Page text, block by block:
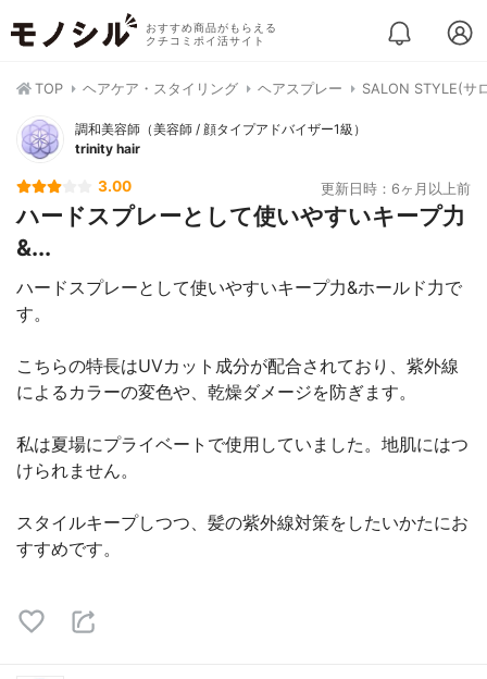
おすすめ商品がもらえる
クチコミポイ活サイト
TOP ヘアケア・スタイリング ヘアスプレー SALON STYLE(サ
調和美容師（美容師 / 顔タイプアドバイザー1級）
trinity hair
3.00 更新日時：6ヶ月以上前
ハードスプレーとして使いやすいキープ力
&...
ハードスプレーとして使いやすいキープ力&ホールド力で
す。
こちらの特長はUVカット成分が配合されており、紫外線
によるカラーの変色や、乾燥ダメージを防ぎます。
私は夏場にプライベートで使用していました。地肌にはつ
けられません。
スタイルキープしつつ、髪の紫外線対策をしたいかたにお
すすめです。